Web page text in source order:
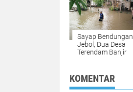
Sayap Bendungan
Jebol, Dua Desa
Terendam Banjir
KOMENTAR